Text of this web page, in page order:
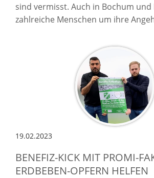
sind vermisst. Auch in Bochum
zahlreiche Menschen um ihre
19.02.2023
BENEFIZ-KICK MIT PROMI-
ERDBEBEN-OPFERN HELFEN